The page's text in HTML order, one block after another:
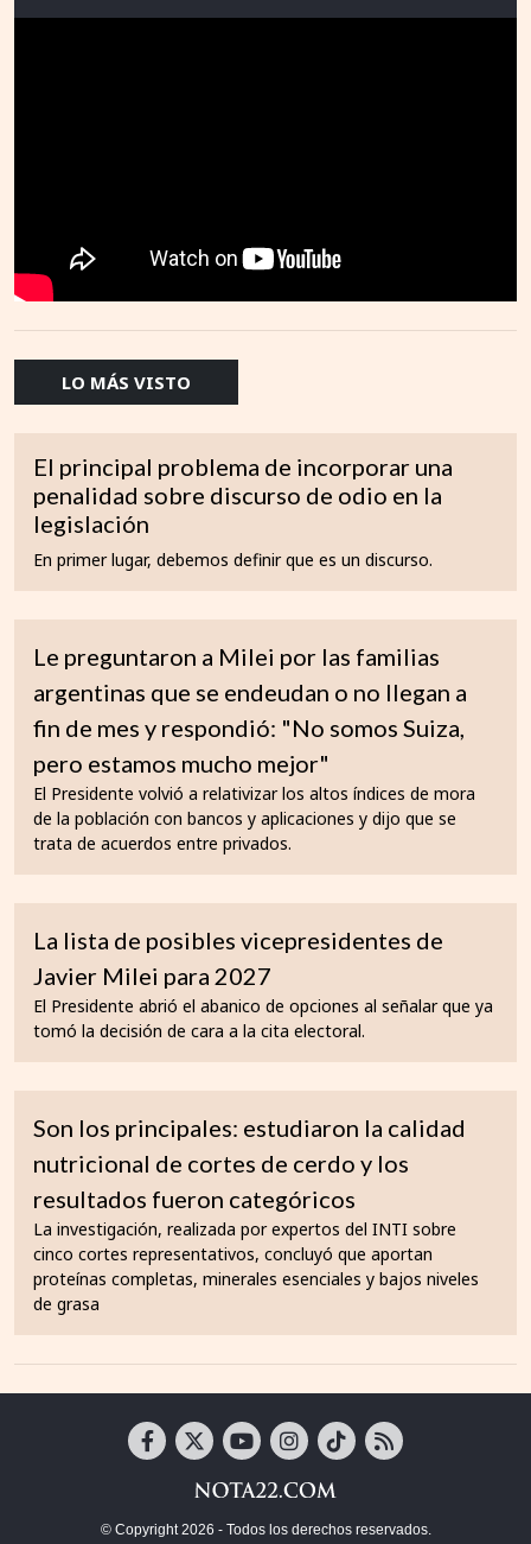
LO MÁS VISTO
El principal problema de incorporar una
penalidad sobre discurso de odio en la
legislación
En primer lugar, debemos definir que es un discurso.
Le preguntaron a Milei por las familias
argentinas que se endeudan o no llegan a
fin de mes y respondió: "No somos Suiza,
pero estamos mucho mejor"
El Presidente volvió a relativizar los altos índices de mora
de la población con bancos y aplicaciones y dijo que se
trata de acuerdos entre privados.
La lista de posibles vicepresidentes de
Javier Milei para 2027
El Presidente abrió el abanico de opciones al señalar que ya
tomó la decisión de cara a la cita electoral.
Son los principales: estudiaron la calidad
nutricional de cortes de cerdo y los
resultados fueron categóricos
La investigación, realizada por expertos del INTI sobre
cinco cortes representativos, concluyó que aportan
proteínas completas, minerales esenciales y bajos niveles
de grasa
© Copyright 2026 - Todos los derechos reservados.